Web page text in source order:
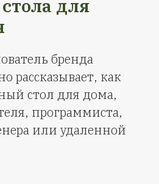
для
бренда
рассказывает, как
стол для дома,
программиста,
или удаленной